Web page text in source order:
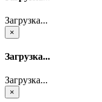
Загрузка...
×
Загрузка...
Загрузка...
×